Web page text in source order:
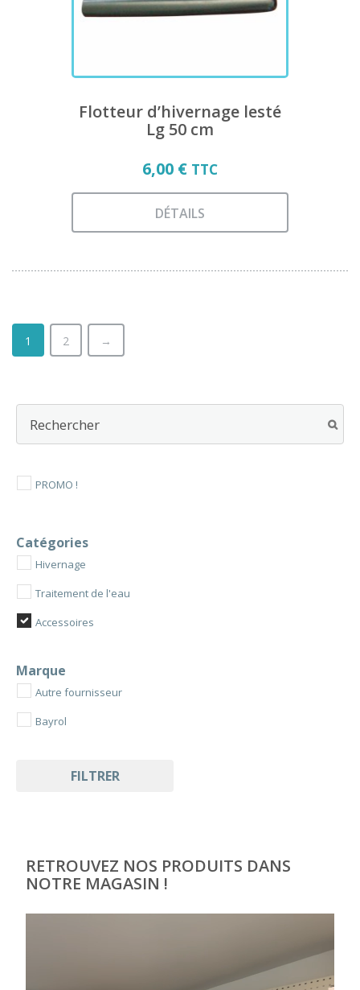
sur
du
Flotteur d’hivernage lesté
Lg 50 cm
6,00 € TTC
DÉTAILS
choisies
la
1 2 →
PROMO !
Catégories
Hivernage
Traitement de l'eau
Accessoires
Marque
Autre fournisseur
Bayrol
FILTRER
RETROUVEZ NOS PRODUITS DANS
NOTRE MAGASIN !